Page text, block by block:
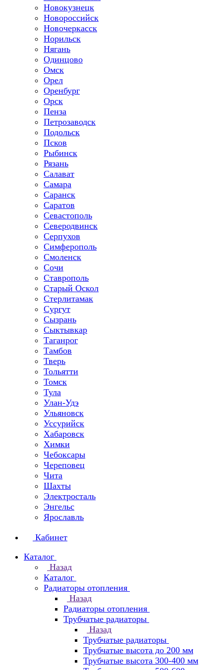
Новокузнецк
Новороссийск
Новочеркасск
Норильск
Нягань
Одинцово
Омск
Орел
Оренбург
Орск
Пенза
Петрозаводск
Подольск
Псков
Рыбинск
Рязань
Салават
Самара
Саранск
Саратов
Севастополь
Северодвинск
Серпухов
Симферополь
Смоленск
Сочи
Ставрополь
Старый Оскол
Стерлитамак
Сургут
Сызрань
Сыктывкар
Таганрог
Тамбов
Тверь
Тольятти
Томск
Тула
Улан-Удэ
Ульяновск
Уссурийск
Хабаровск
Химки
Чебоксары
Череповец
Чита
Шахты
Электросталь
Энгельс
Ярославль
Кабинет
Каталог
Назад
Каталог
Радиаторы отопления
Назад
Радиаторы отопления
Трубчатые радиаторы
Назад
Трубчатые радиаторы
Трубчатые высота до 200 мм
Трубчатые высота 300-400 мм